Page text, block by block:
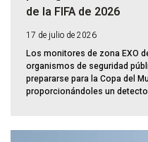
de la FIFA de 2026
17 de julio de 2026
Los monitores de zona EXO
organismos de seguridad
prepararse para la Copa del
proporcionándoles un